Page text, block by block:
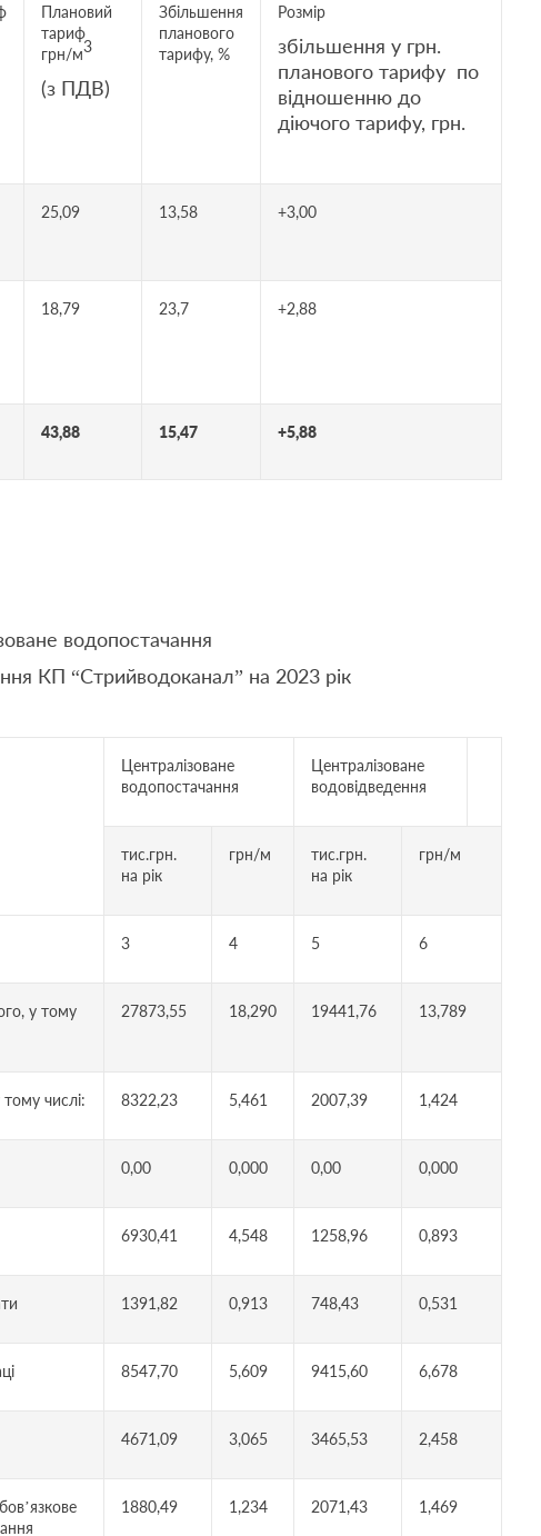
Плановий
тариф
грн/м3
(з ПДВ)
Збільшення
планового
тарифу, %
Розмір
збільшення у грн.
планового тарифу по
відношенню до
діючого тарифу, грн.
25,09 13,58 +3,00
18,79 23,7 +2,88
43,88 15,47 +5,88
водопостачання
КП “Стрийводоканал” на 2023 рік
Централізоване
водопостачання
Централізоване
водовідведення
тис.грн.
на рік
грн/м
тис.грн.
на рік
грн/м
3 4 5 6
у тому
27873,55 18,290 19441,76 13,789
тому числі: 8322,23 5,461 2007,39 1,424
0,00 0,000 0,00 0,000
6930,41 4,548 1258,96 0,893
1391,82 0,913 748,43 0,531
8547,70 5,609 9415,60 6,678
4671,09 3,065 3465,53 2,458
1880,49 1,234 2071,43 1,469